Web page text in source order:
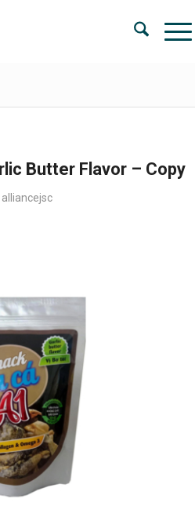
Butter Flavor – Copy
alliancejsc